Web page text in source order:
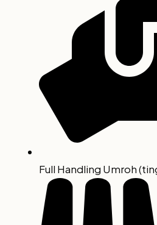
Full Handling Umroh